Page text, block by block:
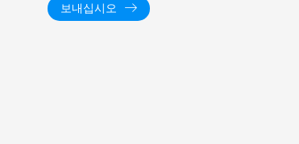
보내십시오